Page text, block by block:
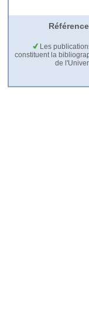
Les
constituent la
de